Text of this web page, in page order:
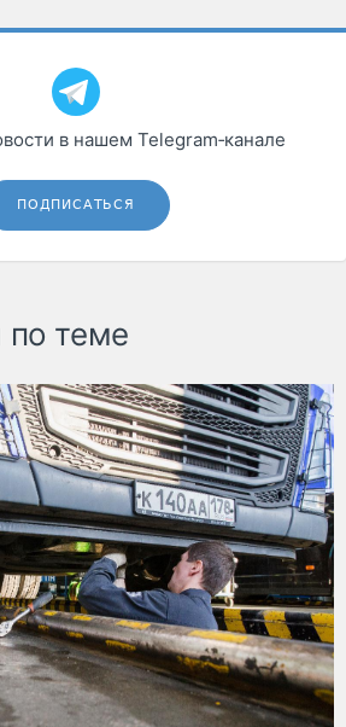
в нашем Telegram‑канале
ПОДПИСАТЬСЯ
по теме